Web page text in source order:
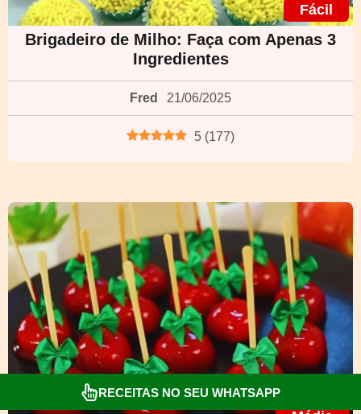
Fácil
Brigadeiro de Milho: Faça com Apenas 3
Ingredientes
Fred 21/06/2025
5 (177)
RECEITAS NO SEU WHATSAPP